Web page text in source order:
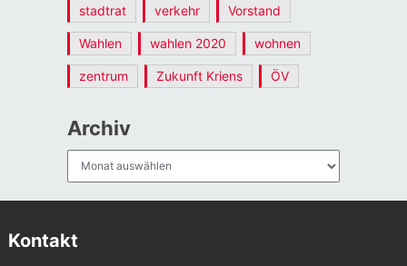
stadtrat verkehr Vorstand
Wahlen wahlen 2020 wohnen
zentrum Zukunft Kriens ÖV
Archiv
Kontakt